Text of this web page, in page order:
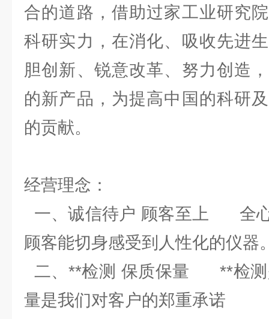
合的道路，借助过家工业研究
科研实力，在消化、吸收先进
胆创新、锐意改革、努力创造
的新产品，为提高中国的科研
的贡献。
经营理念：
一、诚信待户 顾客至上 全
顾客能切身感受到人性化的仪器
二、**检测 保质保量 **检测
量是我们对客户的郑重承诺